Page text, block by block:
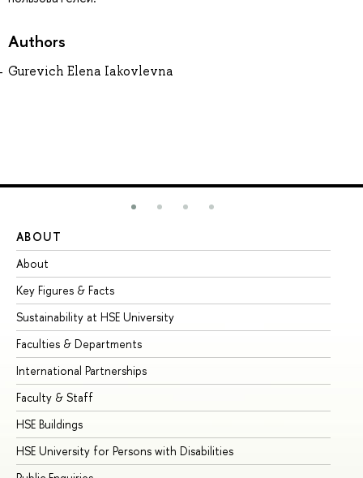
Authors
Gurevich Elena Iakovlevna
ABOUT
About
Key Figures & Facts
Sustainability at HSE University
Faculties & Departments
International Partnerships
Faculty & Staff
HSE Buildings
HSE University for Persons with Disabilities